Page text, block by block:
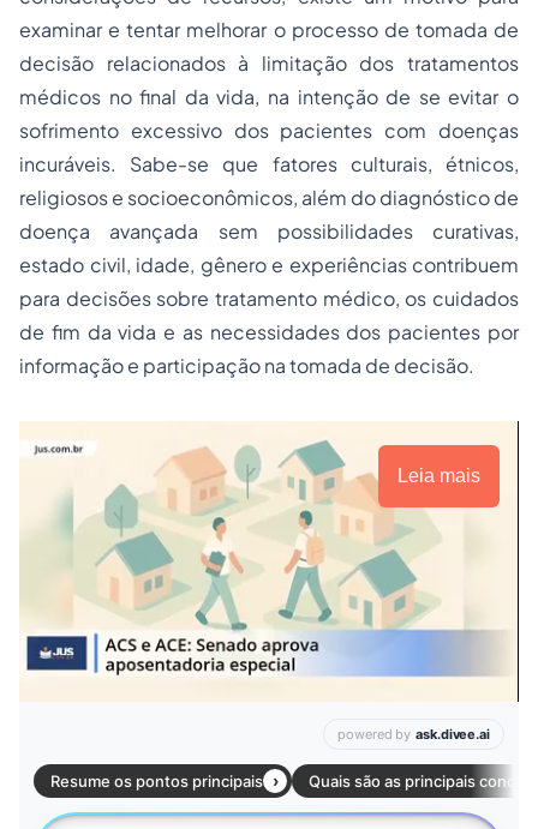
examinar e tentar melhorar o processo de tomada de
decisão relacionados à limitação dos tratamentos
médicos no final da vida, na intenção de se evitar o
sofrimento excessivo dos pacientes com doenças
incuráveis. Sabe-se que fatores culturais, étnicos,
religiosos e socioeconômicos, além do diagnóstico de
doença avançada sem possibilidades curativas,
estado civil, idade, gênero e experiências contribuem
para decisões sobre tratamento médico, os cuidados
de fim da vida e as necessidades dos pacientes por
informação e participação na tomada de decisão.
Leia mais